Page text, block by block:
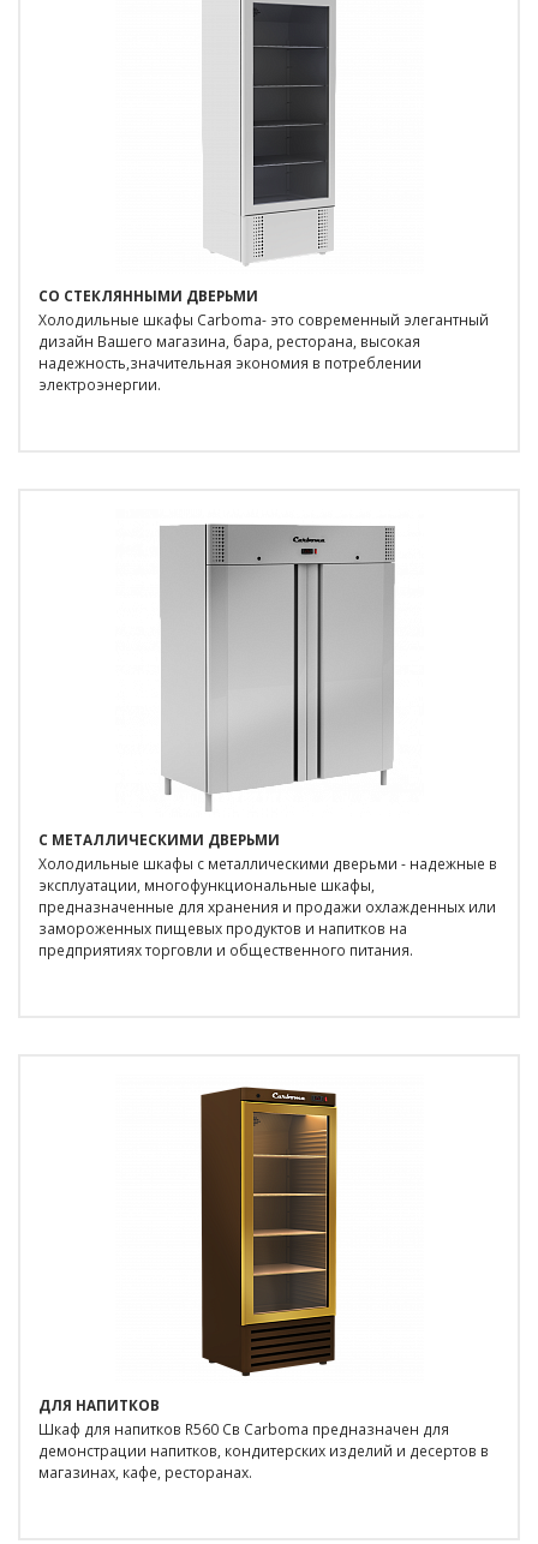
СО СТЕКЛЯННЫМИ ДВЕРЬМИ
Холодильные шкафы Carboma- это современный элегантный
дизайн Вашего магазина, бара, ресторана, высокая
надежность,значительная экономия в потреблении
электроэнергии.
С МЕТАЛЛИЧЕСКИМИ ДВЕРЬМИ
Холодильные шкафы с металлическими дверьми - надежные в
эксплуатации, многофункциональные шкафы,
предназначенные для хранения и продажи охлажденных или
замороженных пищевых продуктов и напитков на
предприятиях торговли и общественного питания.
ДЛЯ НАПИТКОВ
Шкаф для напитков R560 Cв Carboma предназначен для
демонстрации напитков, кондитерских изделий и десертов в
магазинах, кафе, ресторанах.